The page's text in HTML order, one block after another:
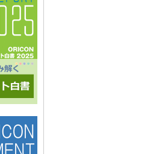
ンキング化
して・定性
にご利用